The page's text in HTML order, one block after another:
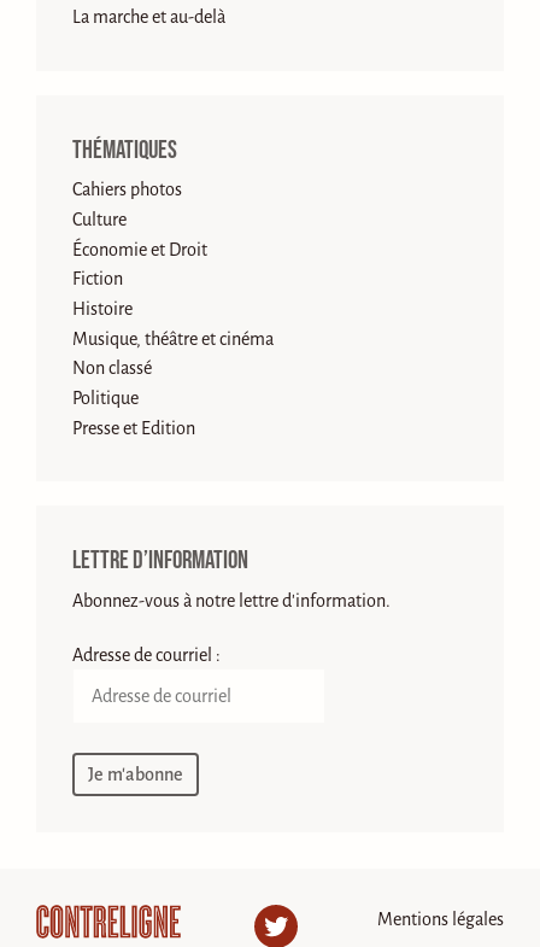
La marche et au-delà
Thématiques
Cahiers photos
Culture
Économie et Droit
Fiction
Histoire
Musique, théâtre et cinéma
Non classé
Politique
Presse et Edition
Lettre d’information
Abonnez-vous à notre lettre d'information.
Adresse de courriel :
Twitter Mentions légales